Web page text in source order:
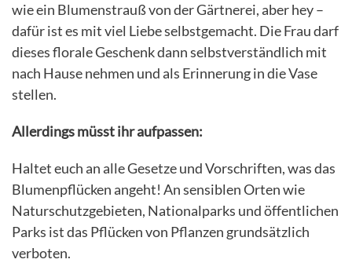
wie ein Blumenstrauß von der Gärtnerei, aber hey –
dafür ist es mit viel Liebe selbstgemacht. Die Frau darf
dieses florale Geschenk dann selbstverständlich mit
nach Hause nehmen und als Erinnerung in die Vase
stellen.
Allerdings müsst ihr aufpassen:
Haltet euch an alle Gesetze und Vorschriften, was das
Blumenpflücken angeht! An sensiblen Orten wie
Naturschutzgebieten, Nationalparks und öffentlichen
Parks ist das Pflücken von Pflanzen grundsätzlich
verboten.